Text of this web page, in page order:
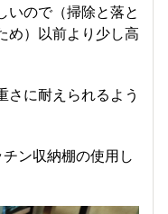
いので（掃除と落と
め）以前より少し高
さに耐えられるよう
ン収納棚の使用し